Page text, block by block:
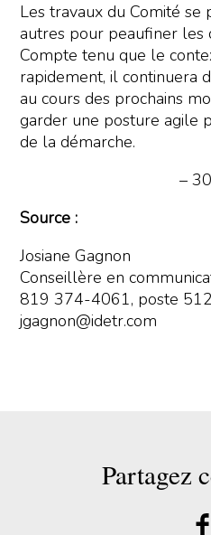
Les travaux du Comité se
autres pour peaufiner les
Compte tenu que le
rapidement, il continuera
au cours des prochains
garder une posture agile
de la démarche.
–
Source :
Josiane Gagnon
Conseillère en
819 374-4061, poste
jgagnon@idetr.com
Partagez